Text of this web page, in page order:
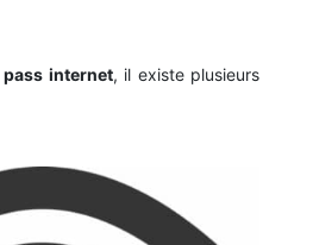
pass internet, il existe plusieurs